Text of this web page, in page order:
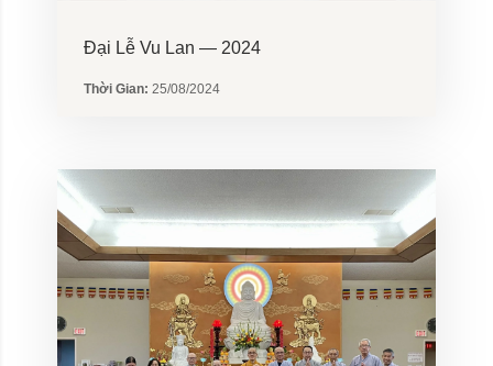
Đại Lễ Vu Lan — 2024
Thời Gian: 25/08/2024